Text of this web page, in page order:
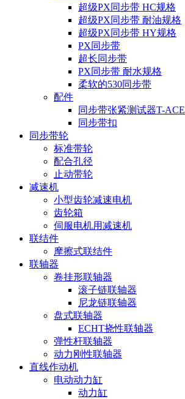
超级PX同步带 HC规格
超级PX同步带 耐油规格
超级PX同步带 HY规格
PX同步带
超长同步带
PX同步带 耐水规格
柔软的530同步带
配件
同步带张紧测试器T-ACE
同步带扣
同步带轮
标准带轮
配合孔径
止动带轮
减速机
小型齿轮减速电机
齿轮箱
伺服电机用减速机
联结件
摩擦式联结件
联轴器
卷挂形联轴器
滚子链联轴器
尼龙链联轴器
盘式联轴器
ECHT挠性联轴器
弹性杆联轴器
动力刚性联轴器
直线作动机
电动动力缸
动力缸